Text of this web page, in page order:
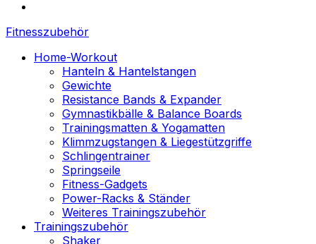
Fitnesszubehör
Home-Workout
Hanteln & Hantelstangen
Gewichte
Resistance Bands & Expander
Gymnastikbälle & Balance Boards
Trainingsmatten & Yogamatten
Klimmzugstangen & Liegestützgriffe
Schlingentrainer
Springseile
Fitness-Gadgets
Power-Racks & Ständer
Weiteres Trainingszubehör
Trainingszubehör
Shaker